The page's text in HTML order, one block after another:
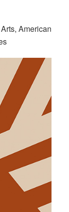
American